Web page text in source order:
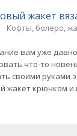
жакет
Кофты, болеро,
вам уже
что-то
своими руками
жакет крючком и